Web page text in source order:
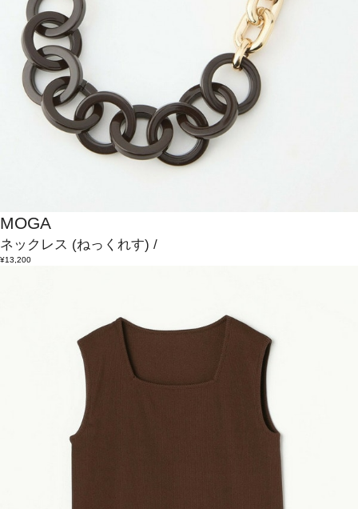
MOGA
ネックレス (ねっくれす) /
¥13,200